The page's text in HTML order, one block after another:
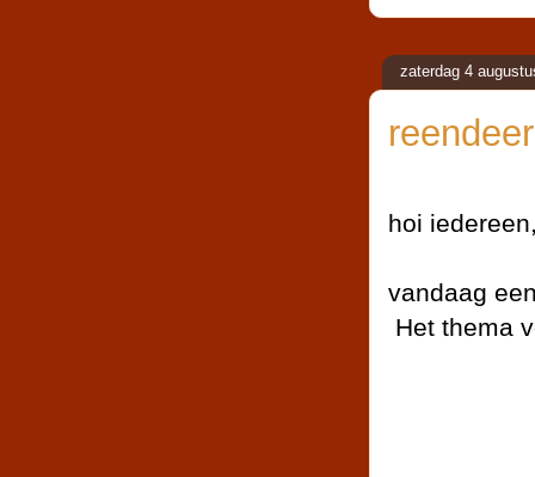
zaterdag 4
reendeer
hoi
vandaag
Het thema